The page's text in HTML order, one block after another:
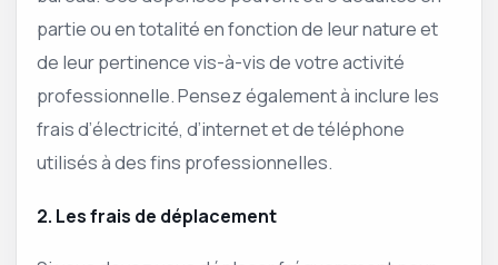
partie ou en totalité en fonction de leur nature et
de leur pertinence vis-à-vis de votre activité
professionnelle. Pensez également à inclure les
frais d’électricité, d’internet et de téléphone
utilisés à des fins professionnelles.
2. Les frais de déplacement